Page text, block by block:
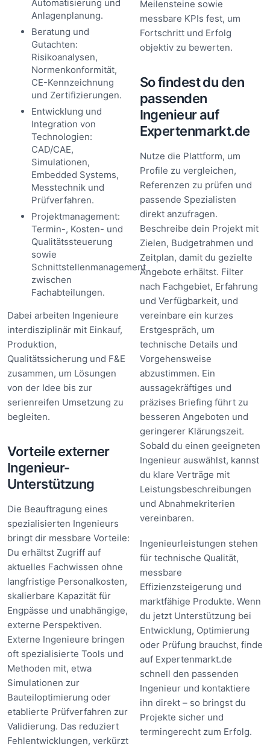
Automatisierung und
Anlagenplanung.
Beratung und
Gutachten:
Risikoanalysen,
Normenkonformität,
CE-Kennzeichnung
und Zertifizierungen.
Entwicklung und
Integration von
Technologien:
CAD/CAE,
Simulationen,
Embedded Systems,
Messtechnik und
Prüfverfahren.
Projektmanagement:
Termin-, Kosten- und
Qualitätssteuerung
sowie
Schnittstellenmanagement
zwischen
Fachabteilungen.
Dabei arbeiten Ingenieure
interdisziplinär mit Einkauf,
Produktion,
Qualitätssicherung und F&E
zusammen, um Lösungen
von der Idee bis zur
serienreifen Umsetzung zu
begleiten.
Vorteile externer
Ingenieur-
Unterstützung
Die Beauftragung eines
spezialisierten Ingenieurs
bringt dir messbare Vorteile:
Du erhältst Zugriff auf
aktuelles Fachwissen ohne
langfristige Personalkosten,
skalierbare Kapazität für
Engpässe und unabhängige,
externe Perspektiven.
Externe Ingenieure bringen
oft spezialisierte Tools und
Methoden mit, etwa
Simulationen zur
Bauteiloptimierung oder
etablierte Prüfverfahren zur
Validierung. Das reduziert
Fehlentwicklungen, verkürzt
Meilensteine sowie
messbare KPIs fest, um
Fortschritt und Erfolg
objektiv zu bewerten.
So findest du den
passenden
Ingenieur auf
Expertenmarkt.de
Nutze die Plattform, um
Profile zu vergleichen,
Referenzen zu prüfen und
passende Spezialisten
direkt anzufragen.
Beschreibe dein Projekt mit
Zielen, Budgetrahmen und
Zeitplan, damit du gezielte
Angebote erhältst. Filter
nach Fachgebiet, Erfahrung
und Verfügbarkeit, und
vereinbare ein kurzes
Erstgespräch, um
technische Details und
Vorgehensweise
abzustimmen. Ein
aussagekräftiges und
präzises Briefing führt zu
besseren Angeboten und
geringerer Klärungszeit.
Sobald du einen geeigneten
Ingenieur auswählst, kannst
du klare Verträge mit
Leistungsbeschreibungen
und Abnahmekriterien
vereinbaren.
Ingenieurleistungen stehen
für technische Qualität,
messbare
Effizienzsteigerung und
marktfähige Produkte. Wenn
du jetzt Unterstützung bei
Entwicklung, Optimierung
oder Prüfung brauchst, finde
auf Expertenmarkt.de
schnell den passenden
Ingenieur und kontaktiere
ihn direkt – so bringst du
Projekte sicher und
termingerecht zum Erfolg.